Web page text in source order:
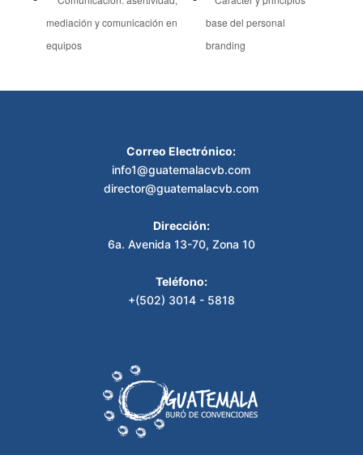
mediación y comunicación en
equipos
base del personal
branding
Correo Electrónico:
info1@guatemalacvb.com
director@guatemalacvb.com
Dirección:
6a. Avenida 13-70, Zona 10
Teléfono:
+(502) 3014 - 5818